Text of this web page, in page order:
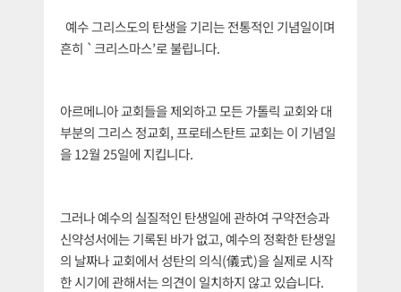
예수 그리스도의 탄생을 기리는 전통적인 기념일이며
흔히 `크리스마스’로 불립니다.
아르메니아 교회들을 제외하고 모든 가톨릭 교회와 대
부분의 그리스 정교회, 프로테스탄트 교회는 이 기념일
을 12월 25일에 지킵니다.
그러나 예수의 실질적인 탄생일에 관하여 구약전승과
신약성서에는 기록된 바가 없고, 예수의 정확한 탄생일
의 날짜나 교회에서 성탄의 의식(儀式)을 실제로 시작
한 시기에 관해서는 의견이 일치하지 않고 있습니다.